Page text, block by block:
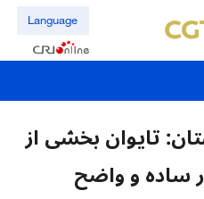
Language
تایوان بخشی از
ساده و واضح